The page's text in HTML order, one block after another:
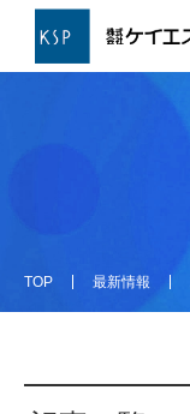
TOP 最新情報